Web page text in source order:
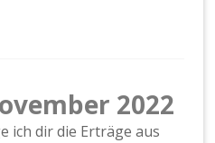
2022
ich dir die Erträge aus